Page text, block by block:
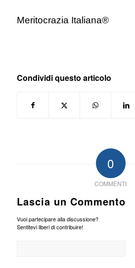
Meritocrazia Italiana®
Condividi questo articolo
0
COMMENTI
Lascia un Commento
Vuoi partecipare alla discussione?
Sentitevi liberi di contribuire!